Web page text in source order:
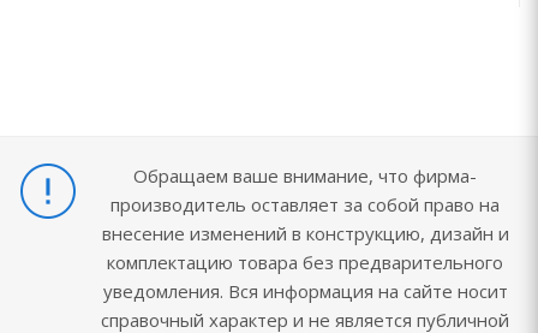
Обращаем ваше внимание, что фирма-
производитель оставляет за собой право на
внесение изменений в конструкцию, дизайн и
комплектацию товара без предварительного
уведомления. Вся информация на сайте носит
справочный характер и не является публичной